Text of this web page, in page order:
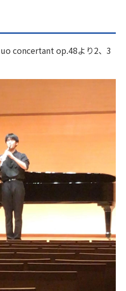
concertant op.48より2、3